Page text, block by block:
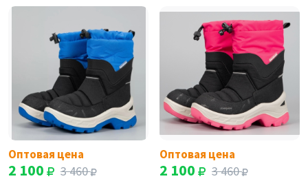
Оптовая цена
2 100 3 460
Оптовая цена
2 100 3 460